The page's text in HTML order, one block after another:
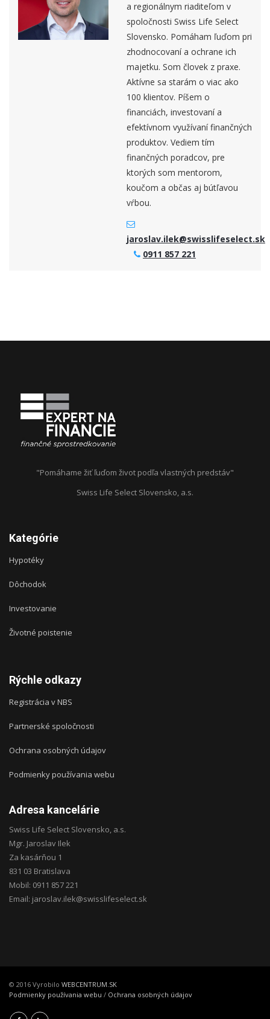
a regionálnym riaditeľom v
spoločnosti Swiss Life Select
Slovensko. Pomáham ľuďom pri
zhodnocovaní a ochrane ich
majetku. Som človek z praxe.
Aktívne sa starám o viac ako
100 klientov. Píšem o
financiách, investovaní a
efektívnom využívaní finančných
produktov. Vediem tím
finančných poradcov, pre
ktorých som mentorom,
koučom a občas aj bútľavou
vŕbou.
jaroslav.ilek@swisslifeselect.sk
0911 857 221
"Pomáhame žiť ľuďom život podľa vlastných predstáv"
Swiss Life Select Slovensko, a.s.
Kategórie
Hypotéky
Dôchodok
Investovanie
Životné poistenie
Rýchle odkazy
Registrácia v NBS
Partnerské spoločnosti
Ochrana osobných údajov
Podmienky používania webu
Adresa kancelárie
Swiss Life Select Slovensko, a.s.
Mgr. Jaroslav Ilek
Za kasárňou 1
831 03 Bratislava
Mobil: 0911 857 221
Email: jaroslav.ilek@swisslifeselect.sk
© 2016 Vyrobilo WEBCENTRUM.SK
Podmienky používania webu / Ochrana osobných údajov